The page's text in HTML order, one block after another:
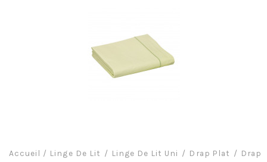
Accueil / Linge De Lit Linge De Lit Uni Drap Plat Drap